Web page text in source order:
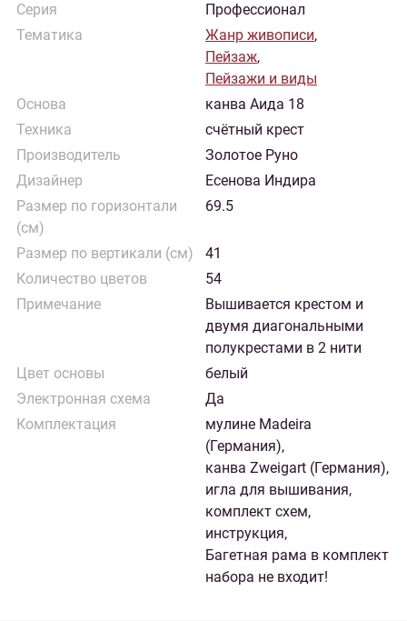
Серия
Профессионал
Тематика
Жанр живописи,
Пейзаж,
Пейзажи и виды
Основа
канва Аида 18
Техника
счётный крест
Производитель
Золотое Руно
Дизайнер
Есенова Индира
Размер по горизонтали
(см)
69.5
Размер по вертикали (см)
41
Количество цветов
54
Примечание
Вышивается крестом и
двумя диагональными
полукрестами в 2 нити
Цвет основы
белый
Электронная схема
Да
Комплектация
мулине Madeira
(Германия),
канва Zweigart (Германия),
игла для вышивания,
комплект схем,
инструкция,
Багетная рама в комплект
набора не входит!